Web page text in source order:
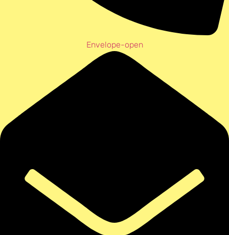
Envelope-open